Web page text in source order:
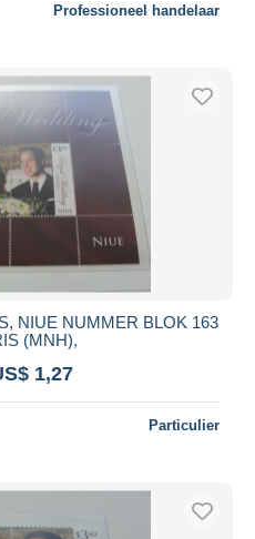
Professioneel handelaar
NIUE NUMMER BLOK 163
(MNH),
1,27
Particulier